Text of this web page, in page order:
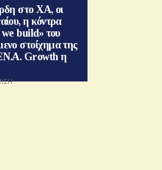
στο ΧΑ, οι
η κόντρα
build» του
στοίχημα της
Growth η